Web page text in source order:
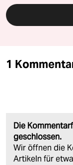
1
Die
geschlossen.
Wir öffnen die
Artikeln für